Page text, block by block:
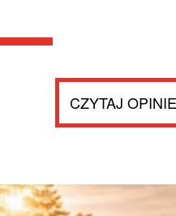
CZYTAJ